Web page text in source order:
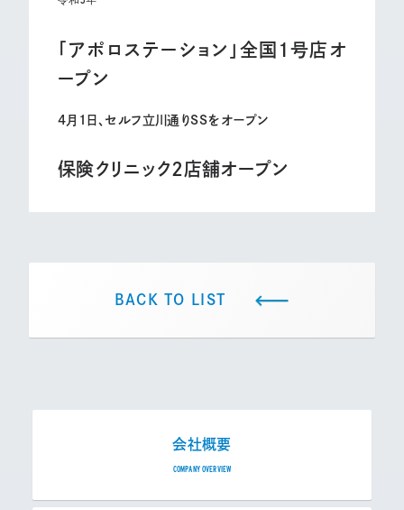
「アポロステーション」全国1号店オ
ープン
4月1日、セルフ立川通りSSをオープン
保険クリニック2店舗オープン
BACK TO LIST
会社概要
COMPANY OVERVIEW